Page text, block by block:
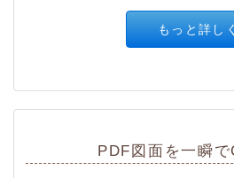
もっと詳しく
PDF図面を一瞬で